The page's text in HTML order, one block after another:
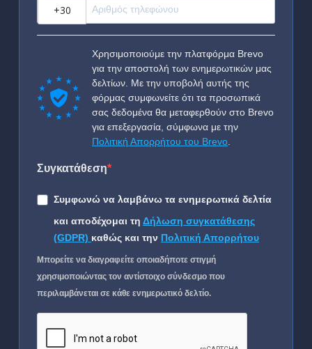
Χρησιμοποιούμε την πλατφόρμα Brevo
για την αποστολή των ενημερωτικών μας
δελτίων. Με την υποβολή αυτής της
φόρμας συμφωνείτε ότι τα προσωπικά
σας δεδομένα θα μεταφερθούν στο Brevo
για επεξεργασία, σύμφωνα με την
Πολιτική Απορρήτου του Brevo
Συγκατάθεση
Συμφωνώ να λαμβάνω τα ενημερωτικά δελτία
και αποδέχομαι τη Δήλωση συγκατάθεσης
(GDPR) καθώς και την Πολιτική Απορρήτου
Μπορείτε να διαγραφείτε οποιαδήποτε στιγμή
χρησιμοποιώντας τον αντίστοιχο σύνδεσμο που
περιλαμβάνεται σε κάθε ενημερωτικό δελτίο.